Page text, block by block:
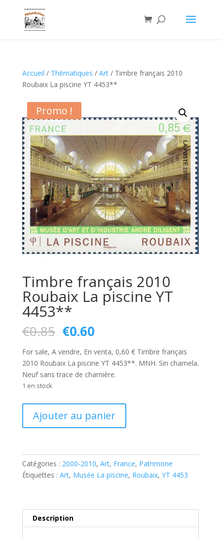
Accueil / Thématiques / Art/ Timbre français 2010
Roubaix La piscine YT 4453**
Promo !
Timbre français 2010
Roubaix La piscine YT
4453**
€0.85 Le
prix
initial
était :
€0.85.
€0.60Le
actuel
est :
€0.60.
For sale, A vendre, En venta, 0,60 € Timbre français
2010 Roubaix La piscine YT 4453**. MNH. Sin charnela.
Neuf sans trace de charnière.
1 en stock
2010
Roubaix
La
4453**
Ajouter au panier
Catégories : 2000-2010, Art, France, Patrimone
Étiquettes : Art, Musée La piscine, Roubaix, YT 4453
Description